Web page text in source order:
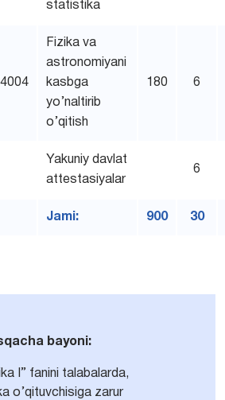
statistika
Fizika va
astronomiyani
kasbga
yo’naltirib
o’qitish
180 6
Yakuniy davlat
attestasiyalar
6
Jami: 900 30
bayoni:
I” fanini talabalarda,
o’qituvchisiga zarur